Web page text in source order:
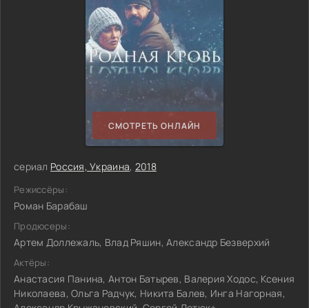
СМОТРЕТЬ ОНЛАЙН
сериал Россия, Украина, 2018
Режиссёры:
Роман Барабаш
Продюсеры:
Артем Доллежаль, Влад Ряшин, Александр Безверхий
Актёры:
Анастасия Панина, Антон Батырев, Валерия Ходос, Ксения
Николаева, Ольга Радчук, Никита Балев, Инга Нагорная,